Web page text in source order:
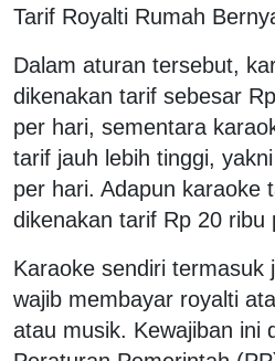
Tarif Royalti Rumah
Dalam aturan tersebut,
dikenakan tarif sebesar
per hari, sementara
tarif jauh lebih tinggi,
per hari. Adapun karaoke
dikenakan tarif Rp 20 ribu
Karaoke sendiri termasuk
wajib membayar royalti
atau musik. Kewajiban ini